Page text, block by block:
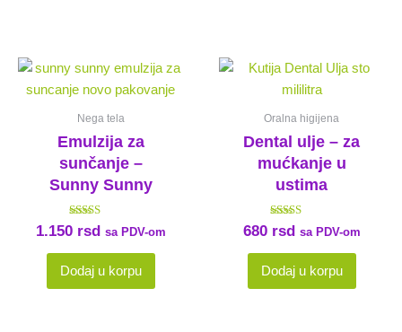
Nega tela
Emulzija za
sunčanje –
Sunny Sunny
Ocenjeno sa
5.00
od 5
1.150 rsd sa PDV-om
Dodaj u korpu
Oralna higijena
Dental ulje – za
mućkanje u
ustima
Ocenjeno sa
5.00
od 5
680 rsd sa PDV-om
Dodaj u korpu